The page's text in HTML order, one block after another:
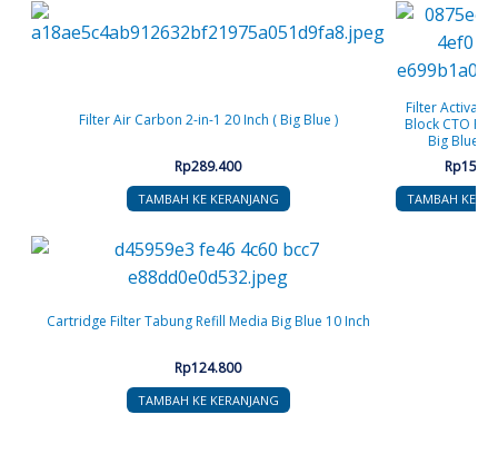
Filter Air Carbon 2-in-1 20 Inch ( Big Blue )
Rp289.400
TAMBAH KE KERANJANG
Filter
Block CTO
Big Blue
Rp
TAMBAH KE
Cartridge Filter Tabung Refill Media Big Blue 10 Inch
Rp124.800
TAMBAH KE KERANJANG